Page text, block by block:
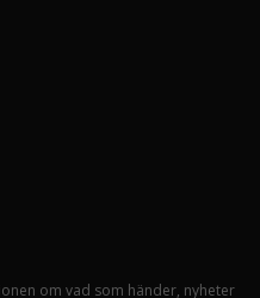
om vad som händer, nyheter